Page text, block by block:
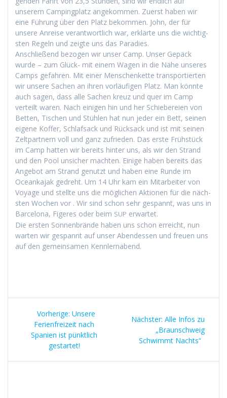
unserem Camp­ing­platz angekom­men. Zuerst haben wir
eine Führung über den Platz bekom­men. John, der für
unsere Anreise ver­ant­wortlich war, erk­lärte uns die wichtig­
sten Regeln und zeigte uns das Paradies.
Anschließend bezo­gen wir unser Camp. Unser Gepäck
wurde – zum Glück- mit einem Wagen in die Nähe unseres
Camps gefahren. Mit ein­er Men­schen­kette trans­portierten
wir unsere Sachen an ihren vor­läu­fi­gen Platz. Man kön­nte
auch sagen, dass alle Sachen kreuz und quer im Camp
verteilt waren. Nach eini­gen hin und her Schiebereien von
Bet­ten, Tis­chen und Stühlen hat nun jed­er ein Bett, seinen
eigene Kof­fer, Schlaf­sack und Rück­sack und ist mit seinen
Zelt­part­nern voll und ganz zufrieden. Das erste Früh­stück
im Camp hat­ten wir bere­its hin­ter uns, als wir den Strand
und den Pool unsich­er macht­en. Einige haben bere­its das
Ange­bot am Strand genutzt und haben eine Runde im
Oceanka­jak gedreht. Um 14 Uhr kam ein Mitar­beit­er von
Voy­age und stellte uns die möglichen Aktio­nen für die näch­
sten Wochen vor . Wir sind schon sehr ges­pan­nt, was uns in
Barcelona, Figeres oder beim SUP erwartet.
Die ersten Son­nen­brände haben uns schon erre­icht, nun
warten wir ges­pan­nt auf unser Aben­dessen und freuen uns
auf den gemein­samen Kennlernabend.
Beitragsnavigation
Vorherige: Vorheriger
Beitrag:
Unsere
Ferienfreizeit nach
Spanien ist pünktlich
gestartet!
Nächster: Nächster
Beitrag:
Alle Infos zu
„Braunschweig
Schwimmt Nachts“